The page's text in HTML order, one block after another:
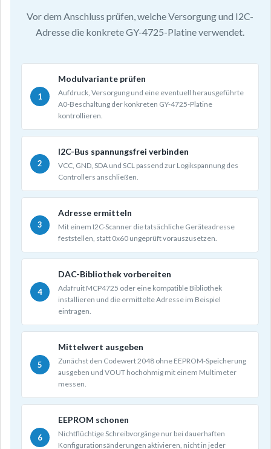
Vor dem Anschluss prüfen, welche Versorgung und I2C-
Adresse die konkrete GY-4725-Platine verwendet.
Modulvariante prüfen
Aufdruck, Versorgung und eine eventuell herausgeführte
A0-Beschaltung der konkreten GY-4725-Platine
kontrollieren.
I2C-Bus spannungsfrei verbinden
VCC, GND, SDA und SCL passend zur Logikspannung des
Controllers anschließen.
Adresse ermitteln
Mit einem I2C-Scanner die tatsächliche Geräteadresse
feststellen, statt 0x60 ungeprüft vorauszusetzen.
DAC-Bibliothek vorbereiten
Adafruit MCP4725 oder eine kompatible Bibliothek
installieren und die ermittelte Adresse im Beispiel
eintragen.
Mittelwert ausgeben
Zunächst den Codewert 2048 ohne EEPROM-Speicherung
ausgeben und VOUT hochohmig mit einem Multimeter
messen.
EEPROM schonen
Nichtflüchtige Schreibvorgänge nur bei dauerhaften
Konfigurationsänderungen aktivieren, nicht in jeder